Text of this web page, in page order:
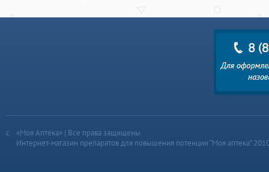
«Моя Аптека» | Все права защищены
Интернет-магазин препаратов для повышения потенции “Моя аптека”